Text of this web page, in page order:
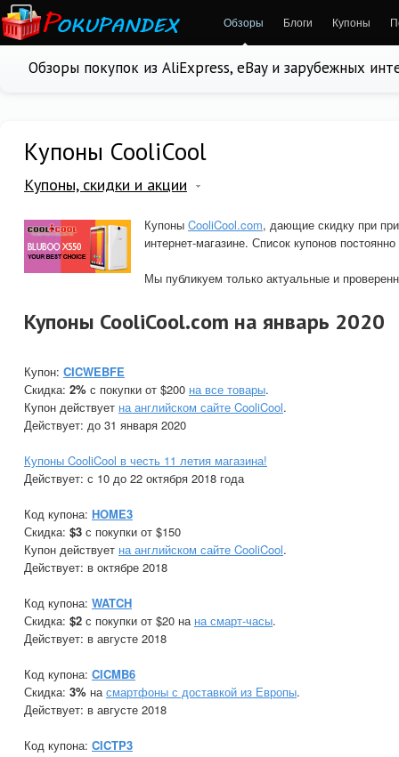
Обзоры Блоги Купоны
Обзоры покупок из AliExpress, eBay и зарубежных
Купоны CooliCool
Купоны, скидки и акции
Купоны CooliCool.com, дающие скидку при
интернет-магазине. Список купонов
Мы публикуем только актуальные и
Купоны CooliCool.com на январь 2020
Купон: CICWEBFE
Скидка: 2% с покупки от $200 на все товары.
Купон действует на английском сайте CooliCool.
Действует: до 31 января 2020
Купоны CooliCool в честь 11 летия магазина!
Действует: с 10 до 22 октября 2018 года
Код купона: HOME3
Скидка: $3 с покупки от $150
Купон действует на английском сайте CooliCool.
Действует: в октябре 2018
Код купона: WATCH
Скидка: $2 с покупки от $20 на на смарт-часы.
Действует: в августе 2018
Код купона: CICMB6
Скидка: 3% насмартфоны с доставкой из Европы.
Действует: в августе 2018
Код купона: CICTP3